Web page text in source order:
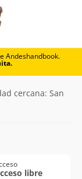
Andeshandbook.
cercana: San
libre